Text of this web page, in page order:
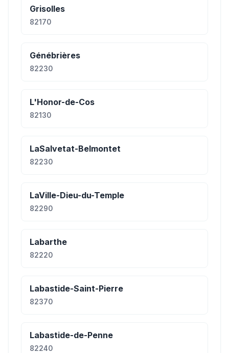
Grisolles
82170
Génébrières
82230
L'Honor-de-Cos
82130
LaSalvetat-Belmontet
82230
LaVille-Dieu-du-Temple
82290
Labarthe
82220
Labastide-Saint-Pierre
82370
Labastide-de-Penne
82240